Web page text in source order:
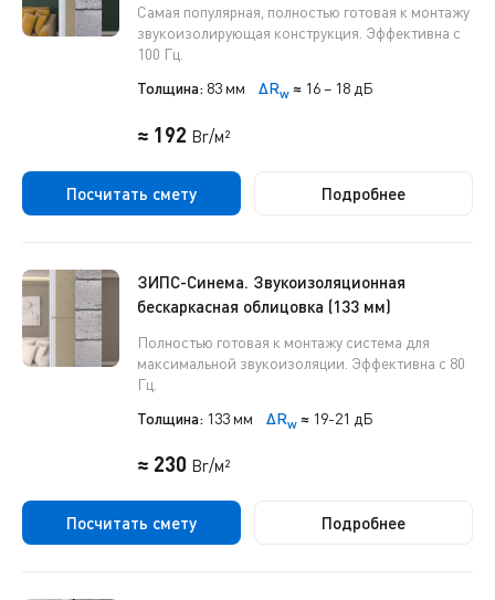
Самая популярная, полностью готовая к монтажу
звукоизолирующая конструкция. Эффективна с
100 Гц.
Толщина: 83 мм ΔRw ≈ 16 – 18 дБ
≈ 192 Br/м²
Посчитать смету Подробнее
ЗИПС-Синема. Звукоизоляционная
бескаркасная облицовка (133 мм)
Полностью готовая к монтажу система для
максимальной звукоизоляции. Эффективна с 80
Гц.
Толщина: 133 мм ΔRw ≈ 19-21 дБ
≈ 230 Br/м²
Посчитать смету Подробнее